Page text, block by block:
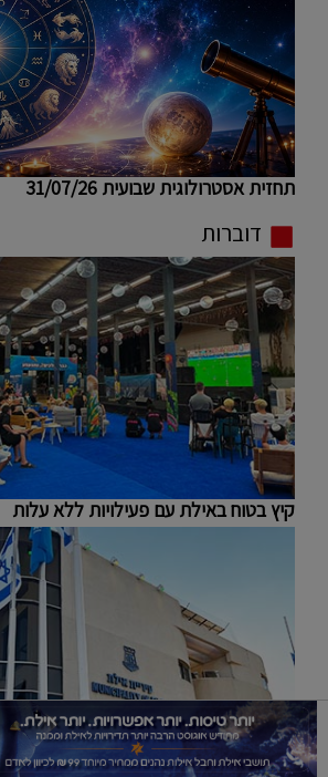
תחזית אסטרולוגית שבועית 31/07/26
דוברות
קיץ בטוח באילת עם פעילויות ללא עלות